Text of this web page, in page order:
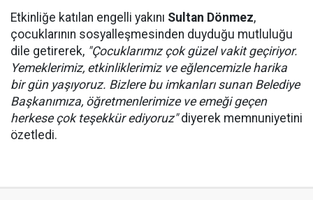
Etkinliğe katılan engelli yakını Sultan Dönmez,
çocuklarının sosyalleşmesinden duyduğu mutluluğu
dile getirerek, "Çocuklarımız çok güzel vakit geçiriyor.
Yemeklerimiz, etkinliklerimiz ve eğlencemizle harika
bir gün yaşıyoruz. Bizlere bu imkanları sunan Belediye
Başkanımıza, öğretmenlerimize ve emeği geçen
herkese çok teşekkür ediyoruz"diyerek memnuniyetini
özetledi.